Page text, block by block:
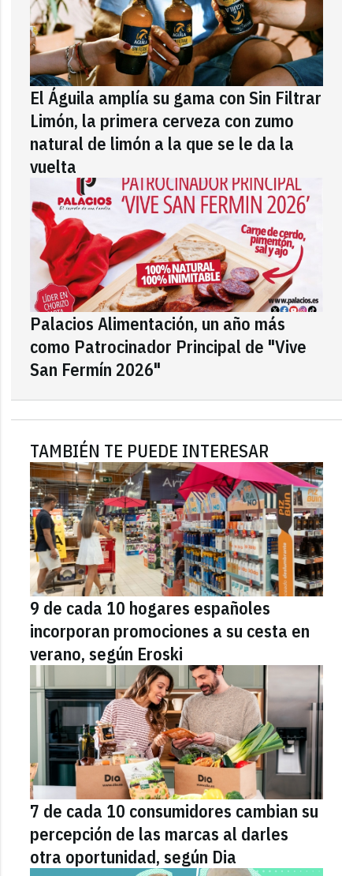
El Águila amplía su gama con Sin Filtrar
Limón, la primera cerveza con zumo
natural de limón a la que se le da la
vuelta
Palacios Alimentación, un año más
como Patrocinador Principal de "Vive
San Fermín 2026"
TAMBIÉN TE PUEDE INTERESAR
9 de cada 10 hogares españoles
incorporan promociones a su cesta en
verano, según Eroski
7 de cada 10 consumidores cambian su
percepción de las marcas al darles
otra oportunidad, según Dia